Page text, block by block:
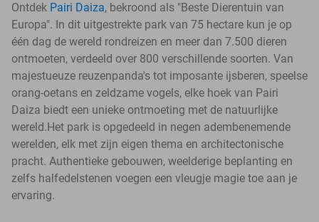
Ontdek Pairi Daiza, bekroond als "Beste Dierentuin van
Europa". In dit uitgestrekte park van 75 hectare kun je op
één dag de wereld rondreizen en meer dan 7.500 dieren
ontmoeten, verdeeld over 800 verschillende soorten. Van
majestueuze reuzenpanda's tot imposante ijsberen, speelse
orang-oetans en zeldzame vogels, elke hoek van Pairi
Daiza biedt een unieke ontmoeting met de natuurlijke
wereld.Het park is opgedeeld in negen adembenemende
werelden, elk met zijn eigen thema en architectonische
pracht. Authentieke gebouwen, weelderige beplanting en
zelfs halfedelstenen voegen een vleugje magie toe aan je
ervaring.